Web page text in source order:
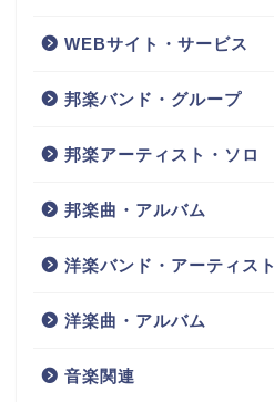
WEBサイト・サービス
邦楽バンド・グループ
邦楽アーティスト・ソロ
邦楽曲・アルバム
洋楽バンド・アーティスト
洋楽曲・アルバム
音楽関連